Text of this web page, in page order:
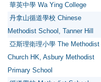
華英中學 Wa Ying College
丹拿山循道學校 Chinese
Methodist School, Tanner Hill
亞斯理衛理小學 The Methodist
Church HK, Asbury Methodist
Primary School